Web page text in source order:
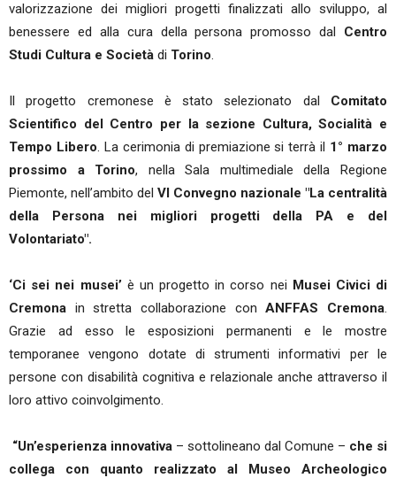
valorizzazione dei migliori progetti finalizzati allo sviluppo, al
benessere ed alla cura della persona promosso dal Centro
Studi Cultura e Società di Torino.
Il progetto cremonese è stato selezionato dal Comitato
Scientifico del Centro per la sezione Cultura, Socialità e
Tempo Libero. La cerimonia di premiazione si terrà il 1° marzo
prossimo a Torino, nella Sala multimediale della Regione
Piemonte, nell’ambito del VI Convegno nazionale "La centralità
della Persona nei migliori progetti della PA e del
Volontariato".
‘Ci sei nei musei’è un progetto in corso nei Musei Civici di
Cremona in stretta collaborazione conANFFAS Cremona.
Grazie ad esso le esposizioni permanenti e le mostre
temporanee vengono dotate di strumenti informativi per le
persone con disabilità cognitiva e relazionale anche attraverso il
loro attivo coinvolgimento.
“Un’esperienza innovativa – sottolineano dal Comune – che si
collega con quanto realizzato al Museo Archeologico